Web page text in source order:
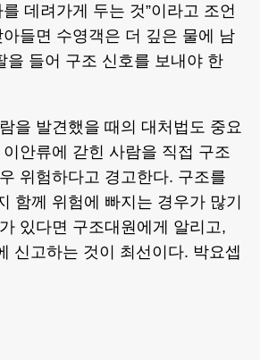
데려가게 두는 것”이라고 조언
들면 수영객은 더 깊은 물에 남
을 들어 구조 신호를 보내야 한
을 발견했을 때의 대처법도 중요
안류에 갇힌 사람을 직접 구조
위험하다고 경고한다. 구조를
함께 위험에 빠지는 경우가 많기
있다면 구조대원에게 알리고,
신고하는 것이 최선이다. 박요셉